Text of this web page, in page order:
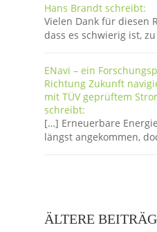
Hans Brandt schreibt:
Vielen Dank für diesen
dass es schwierig ist,
ENavi – ein
Richtung Zukunft
mit TÜV geprüftem
schreibt:
[…] Erneuerbare
längst angekommen,
ÄLTERE